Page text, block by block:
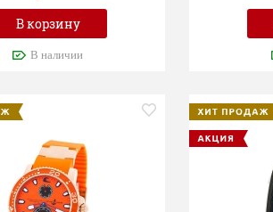
В корзину
В наличии